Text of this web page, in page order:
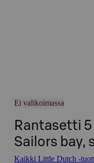
Ei valikoimassa
Rantasetti
Sailors bay,
Kaikki Little Dutch -